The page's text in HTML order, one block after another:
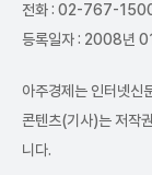
전화 : 02-767-
등록일자 : 2008년
아주경제는 인터넷신
콘텐츠(기사)는 저작
니다.